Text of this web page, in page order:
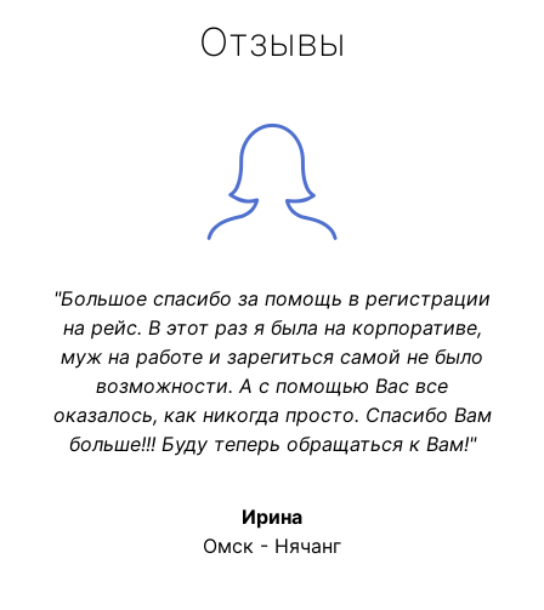
Отзывы
"Большое спасибо за помощь в регистрации
на рейс. В этот раз я была на корпоративе,
муж на работе и зарегиться самой не было
возможности. А с помощью Вас все
оказалось, как никогда просто. Спасибо Вам
больше!!! Буду теперь обращаться к Вам!"
Ирина
Омск - Нячанг